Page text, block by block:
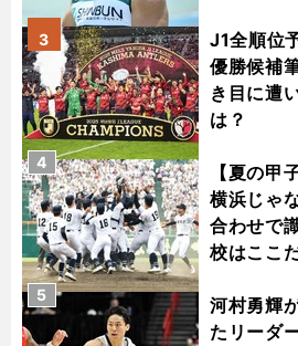
J1全順位
優勝候補
き目に遭
は？
3
【夏の
横浜じゃ
合わせで
校はここ
4
河村勇輝
たリーダ
5